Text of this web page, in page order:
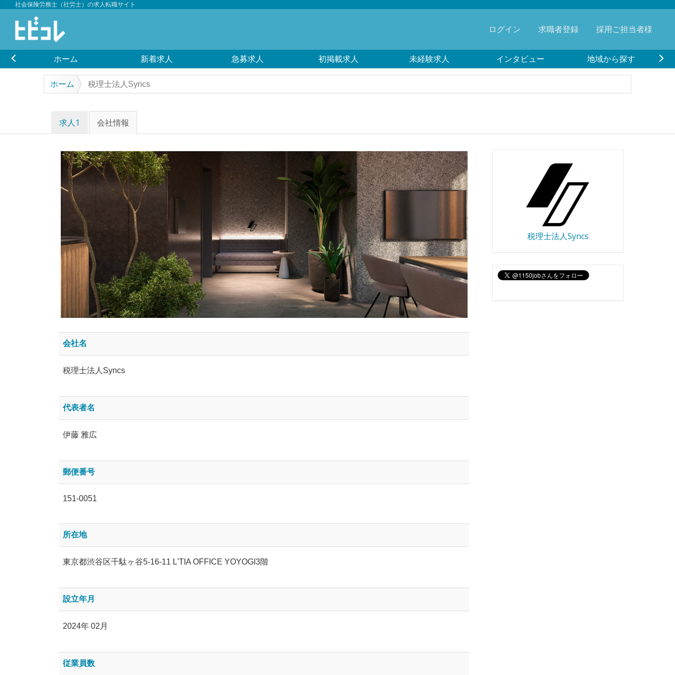
社会保険労務士（社労士）の求人転職サイト
ログイン 求職者登録 採用ご担当者様
ホーム 新着求人 急募求人 初掲載求人 未経験求人 インタビュー 地域から探す
ホーム 税理士法人Syncs
求人1 会社情報
会社名
税理士法人Syncs
代表者名
伊藤 雅広
郵便番号
151-0051
所在地
東京都渋谷区千駄ヶ谷5-16-11 L'TIA OFFICE YOYOGI3階
設立年月
2024年 02月
従業員数
税理士法人Syncs